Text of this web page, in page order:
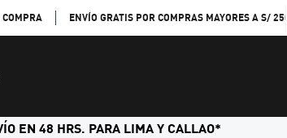
ENVÍO GRATIS POR COMPRAS MAYORES A S/ 250
EN 48 HRS. PARA LIMA Y CALLAO*